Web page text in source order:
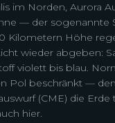
im Norden, Aurora
— der
Kilometern Höhe
wieder abgeben:
violett bis blau.
Pol beschränkt —
(CME) die
hier.